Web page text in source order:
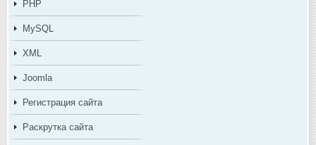
PHP
MySQL
XML
Joomla
Регистрация сайта
Раскрутка сайта